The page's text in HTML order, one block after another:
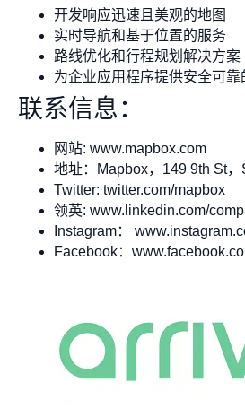
开发响应迅速且美观的地图
实时导航和基于位置的服务
路线优化和行程规划解决方案
为企业应用程序提供安全可靠
联系信息：
网站: www.mapbox.com
地址：Mapbox，149 9th St
Twitter: twitter.com/mapbox
领英: www.linkedin.com/
Instagram：
Facebook：